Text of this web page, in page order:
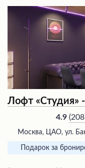
Лофт «Студия»
4.9 (
Москва, ЦАО, ул.
Подарок за